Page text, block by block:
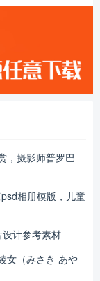
，摄影师普罗巴
相册模版，儿童
计参考素材
女（みさき あや